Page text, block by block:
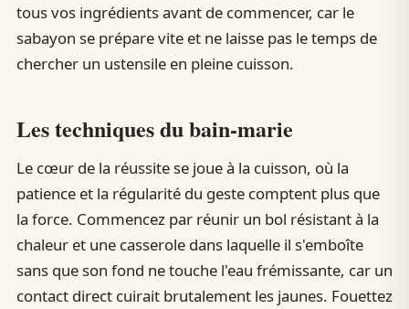
tous vos ingrédients avant de commencer, car le
sabayon se prépare vite et ne laisse pas le temps de
chercher un ustensile en pleine cuisson.
Les techniques du bain-marie
Le cœur de la réussite se joue à la cuisson, où la
patience et la régularité du geste comptent plus que
la force. Commencez par réunir un bol résistant à la
chaleur et une casserole dans laquelle il s'emboîte
sans que son fond ne touche l'eau frémissante, car un
contact direct cuirait brutalement les jaunes. Fouettez